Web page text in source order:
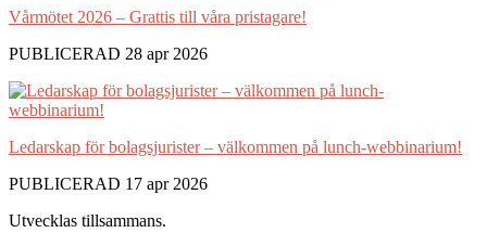
Vårmötet 2026 – Grattis till våra pristagare!
PUBLICERAD 28 apr 2026
Ledarskap för bolagsjurister – välkommen på lunch-webbinarium!
PUBLICERAD 17 apr 2026
Utvecklas tillsammans.